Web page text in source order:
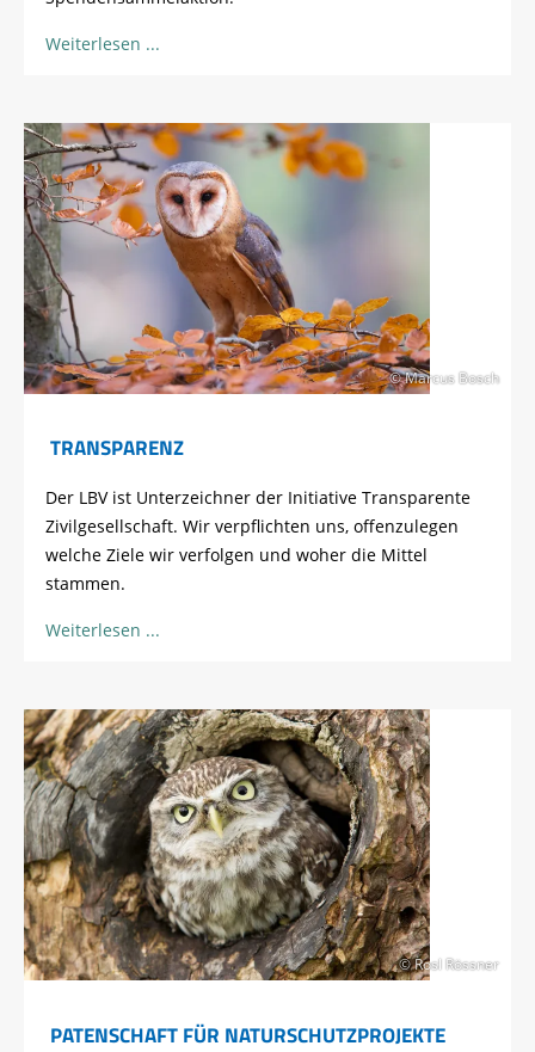
Weiterlesen
© Marcus Bosch
TRANSPARENZ
Der LBV ist Unterzeichner der Initiative Transparente
Zivilgesellschaft. Wir verpflichten uns, offenzulegen
welche Ziele wir verfolgen und woher die Mittel
stammen.
Weiterlesen
© Rosl Rössner
PATENSCHAFT FÜR NATURSCHUTZPROJEKTE